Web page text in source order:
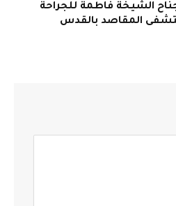
جناح الشيخة فاطمة للجراحة
المقاصد بالقدس